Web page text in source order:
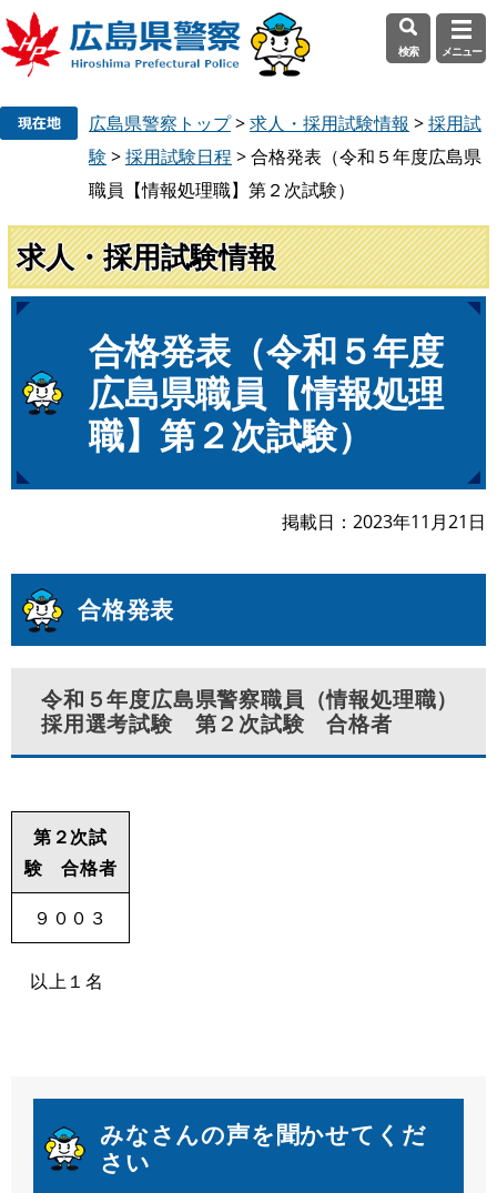
頭
で
す
。
飛
ば
し
て
検索 メニュー
広島県警察トップ>求人・採用試験情報 >採用試
験 >採用試験日程 >合格発表（令和５年度広島県
職員【情報処理職】第２次試験）
求人・採用試験情報
合格発表（令和５年度
広島県職員【情報処理
職】第２次試験）
掲載日 2023年11月21日
合格発表
令和５年度広島県警察職員（情報処理職）
採用選考試験 第２次試験 合格者
第２次試
験 合格者
９００３
以上１名
みなさんの声を聞かせてくだ
さい